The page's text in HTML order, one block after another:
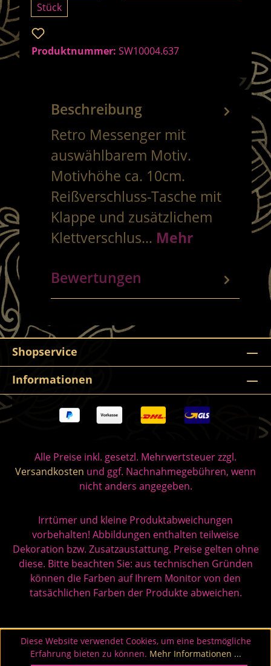
Stück
Produktnummer: SW10004.637
Beschreibung
Retro Messenger mit
auswählbarem Motiv.
Motivhöhe ca. 10cm.
Reißverschluss-Tasche mit
Klappe und zusätzlichem
Klettverschlus… Mehr
Bewertungen
Shopservice
Informationen
Alle Preise inkl. gesetzl. Mehrwertsteuer zzgl.
Versandkosten und ggf. Nachnahmegebühren, wenn
nicht anders angegeben.
Irrtümer und kleine Produktabweichungen
vorbehalten! Abbildungen enthalten teilweise
Dekoration bzw. Zusatzaustattung. Preise gelten ohne
diese. Bitte beachten Sie: aus technischen Gründen
können die Farben auf Ihrem Monitor von den
tatsächlichen Farben der Produkte abweichen.
Diese Website verwendet Cookies, um eine bestmögliche
Erfahrung bieten zu können. Mehr Informationen ...